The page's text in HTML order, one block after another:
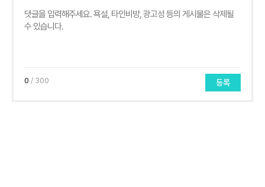
0 / 300 등록